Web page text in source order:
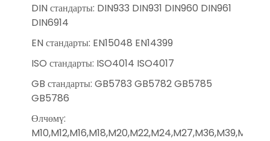
DIN стандарты: DIN933 DIN931 DIN960 DIN961
DIN6914
EN стандарты: EN15048 EN14399
ISO стандарты: ISO4014 ISO4017
GB стандарты: GB5783 GB5782 GB5785
GB5786
Өлчөмү: